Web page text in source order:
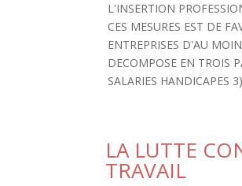
L'INSERTION
CES MESURES EST DE
ENTREPRISES D'AU
DECOMPOSE EN TROIS
SALARIES HANDICAPES
LA LUTTE
TRAVAIL